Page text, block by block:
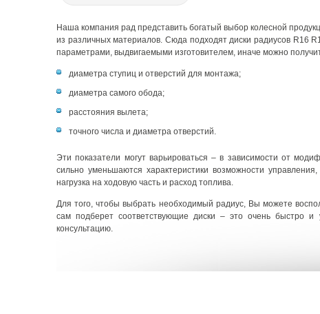
Наша компания рад представить богатый выбор колесной
из различных материалов. Сюда подходят диски радиусов R16
параметрами, выдвигаемыми изготовителем, иначе можно
диаметра ступиц и отверстий для монтажа;
диаметра самого обода;
расстояния вылета;
точного числа и диаметра отверстий.
Эти показатели могут варьироваться – в зависимости от
сильно уменьшаются характеристики возможности
нагрузка на ходовую часть и расход топлива.
Для того, чтобы выбрать необходимый радиус, Вы можете
сам подберет соответствующие диски – это очень быстро
консультацию.